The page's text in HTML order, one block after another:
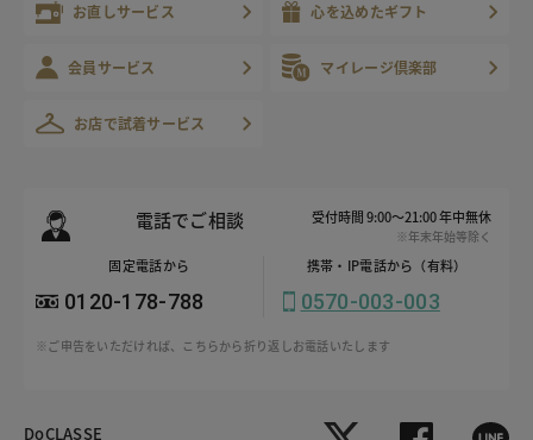
お直しサービス 心を込めたギフト
会員サービス マイレージ倶楽部
お店で試着サービス
電話でご相談 受付時間 9:00～21:00 年中無休
※年末年始等除く
固定電話から
0120-178-788
携帯・IP電話から（有料）
0570-003-003
※ご申告をいただければ、こちらから折り返しお電話いたします
DoCLASSE